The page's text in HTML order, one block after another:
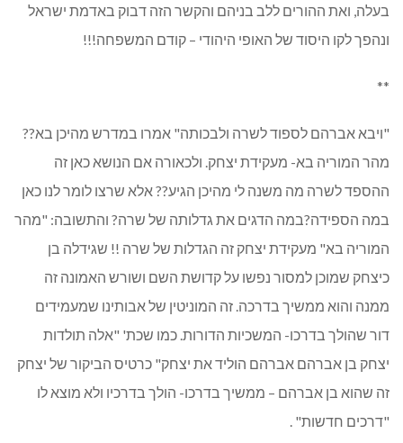
בעלה, ואת ההורים ללב בניהם והקשר הזה דבוק באדמת ישראל
ונהפך לקו היסוד של האופי היהודי – קודם המשפחה!!!
**
"ויבא אברהם לספוד לשרה ולבכותה" אמרו במדרש מהיכן בא??
מהר המוריה בא- מעקידת יצחק. ולכאורה אם הנושא כאן זה
ההספד לשרה מה משנה לי מהיכן הגיע?? אלא שרצו לומר לנו כאן
במה הספידה?במה הדגים את גדלותה של שרה? והתשובה: "מהר
המוריה בא" מעקידת יצחק זה הגדלות של שרה !! שגידלה בן
כיצחק שמוכן למסור נפשו על קדושת השם ושורש האמונה זה
ממנה והוא ממשיך בדרכה. זה המוניטין של אבותינו שמעמידים
דור שהולך בדרכו- המשכיות הדורות. כמו שכת' "אלה תולדות
יצחק בן אברהם אברהם הוליד את יצחק" כרטיס הביקור של יצחק
זה שהוא בן אברהם – ממשיך בדרכו- הולך בדרכיו ולא מוצא לו
"דרכים חדשות" .